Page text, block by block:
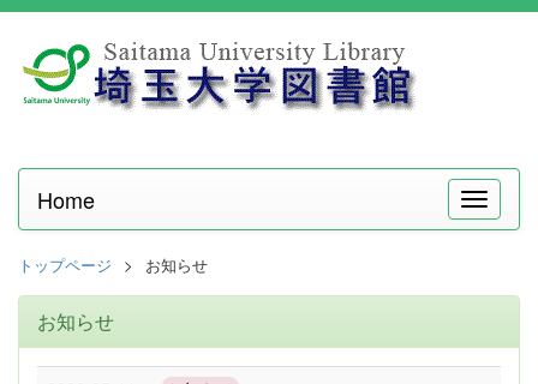
メ
ニ
Home
トップページ お知らせ
お知らせ